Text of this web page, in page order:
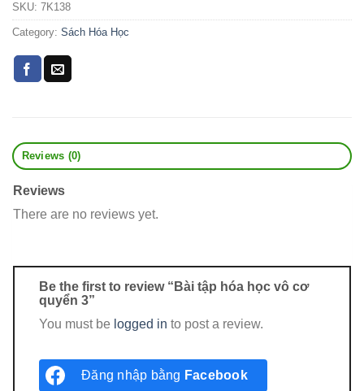
SKU: 7K138
Category: Sách Hóa Học
Reviews (0)
Reviews
There are no reviews yet.
Be the first to review “Bài tập hóa học vô cơ
quyển 3”
You must be logged in to post a review.
Đăng nhập bằng Facebook